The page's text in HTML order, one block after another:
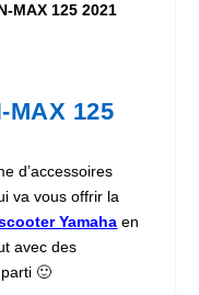
MAX 125 2021
MAX 125
d’accessoires
va vous offrir la
Yamaha en
avec des
parti 🙂